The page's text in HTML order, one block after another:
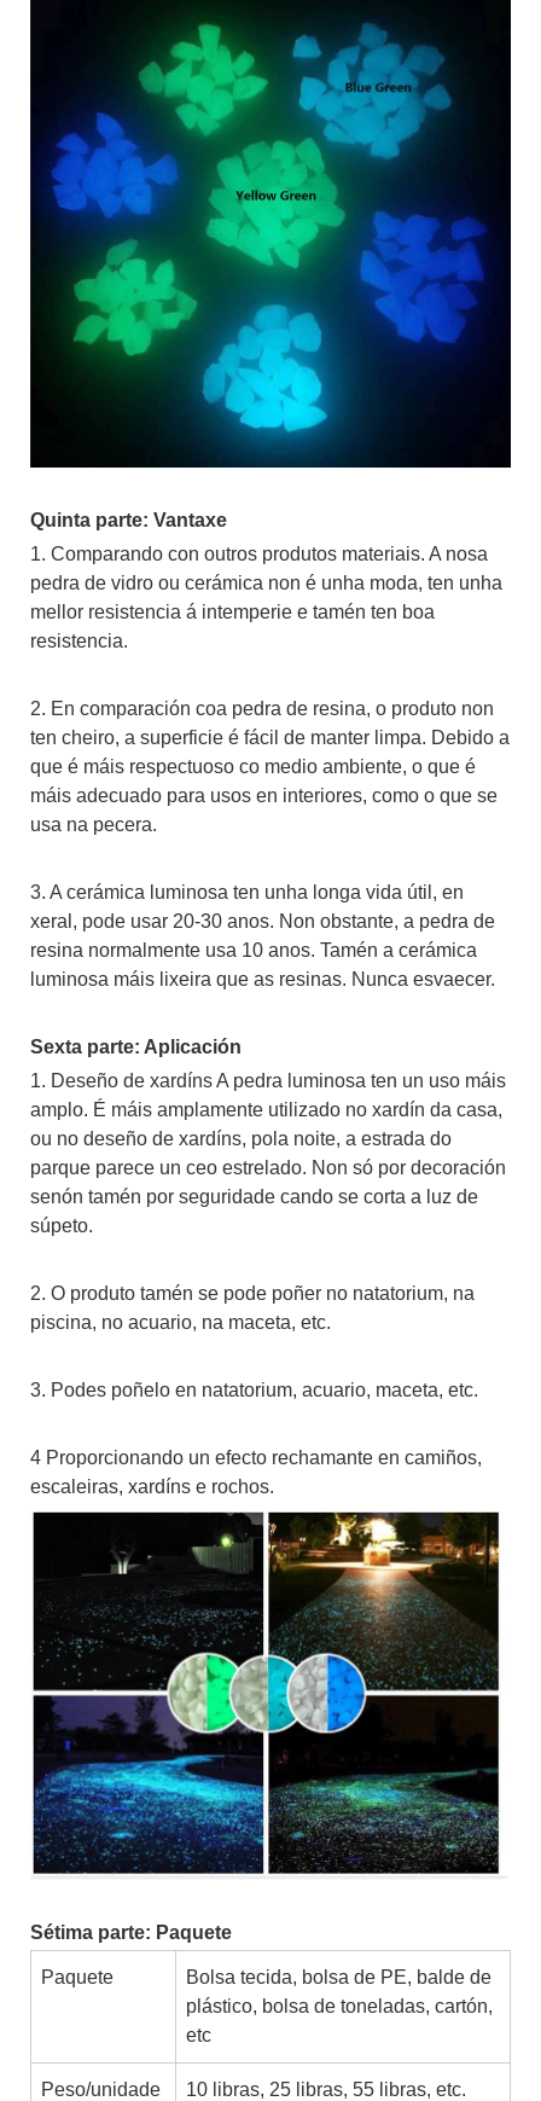
Quinta parte: Vantaxe
1. Comparando con outros produtos materiais. A nosa
pedra de vidro ou cerámica non é unha moda, ten unha
mellor resistencia á intemperie e tamén ten boa
resistencia.
2. En comparación coa pedra de resina, o produto non
ten cheiro, a superficie é fácil de manter limpa. Debido a
que é máis respectuoso co medio ambiente, o que é
máis adecuado para usos en interiores, como o que se
usa na pecera.
3. A cerámica luminosa ten unha longa vida útil, en
xeral, pode usar 20-30 anos. Non obstante, a pedra de
resina normalmente usa 10 anos. Tamén a cerámica
luminosa máis lixeira que as resinas. Nunca esvaecer.
Sexta parte: Aplicación
1. Deseño de xardíns A pedra luminosa ten un uso máis
amplo. É máis amplamente utilizado no xardín da casa,
ou no deseño de xardíns, pola noite, a estrada do
parque parece un ceo estrelado. Non só por decoración
senón tamén por seguridade cando se corta a luz de
súpeto.
2. O produto tamén se pode poñer no natatorium, na
piscina, no acuario, na maceta, etc.
3. Podes poñelo en natatorium, acuario, maceta, etc.
4 Proporcionando un efecto rechamante en camiños,
escaleiras, xardíns e rochos.
Sétima parte: Paquete
Paquete
Bolsa tecida, bolsa de PE, balde de
plástico, bolsa de toneladas, cartón,
etc
Peso/unidade 10 libras, 25 libras, 55 libras, etc.